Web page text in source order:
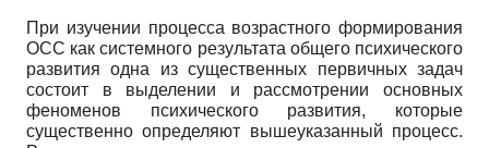
При изучении процесса возрастного формирования
ОСС как системного результата общего психического
развития одна из существенных первичных задач
состоит в выделении и рассмотрении основных
феноменов психического развития, которые
существенно определяют вышеуказанный процесс.